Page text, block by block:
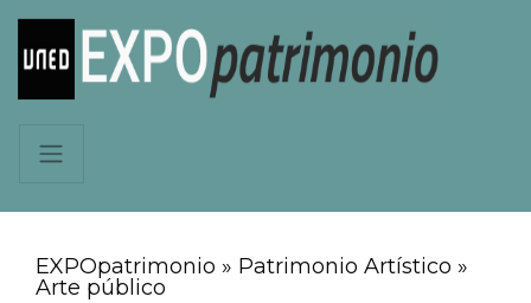
EXPOpatrimonio » Patrimonio Artístico »
Arte público